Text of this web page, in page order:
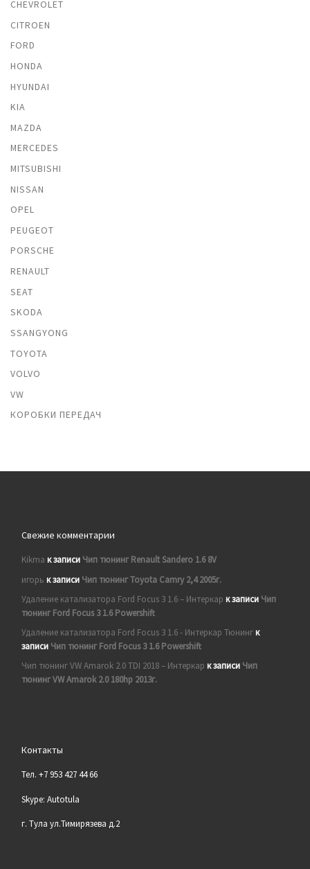
CHEVROLET
CITROEN
FORD
HONDA
HYUNDAI
KIA
MAZDA
MERCEDES
MITSUBISHI
NISSAN
OPEL
PEUGEOT
PORSCHE
RENAULT
SEAT
SKODA
SSANGYONG
TOYOTA
VOLVO
VW
КОРОБКИ ПЕРЕДАЧ
Свежие комментарии
Kikma к записи Чип тюнинг Renault Sandero 1.6 8V
игорь к записи Чип тюнинг Toyota Camry 2,4 2005г.
Удаление катализатора Ford Focus 3 1.6 – Интеркар к записи Чип
тюнинг Ford Focus 3 1.6 Powershift
Удаление катализатора Ford Focus 3 1.6 - Интеркар Тюнингк
записи Чип тюнинг Ford Focus 3 1.6 Powershift
Чип тюнинг VW Amarok 2.0 TDI 2018 – Интеркар к записи Чип
тюнинг VW Amarok 2.0 180hp 2013г.
Контакты
Тел. +7 953 427 44 66
Skype: Autotula
г. Тула ул.Тимирязева д.2